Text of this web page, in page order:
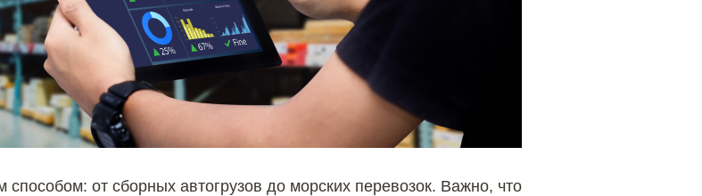
от сборных автогрузов до морских перевозок. Важно, что